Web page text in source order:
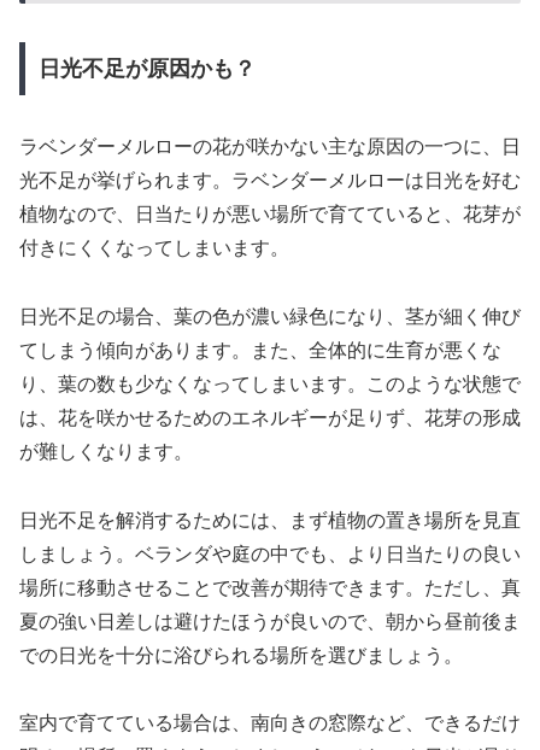
日光不足が原因かも？
ラベンダーメルローの花が咲かない主な原因の一つに、日
光不足が挙げられます。ラベンダーメルローは日光を好む
植物なので、日当たりが悪い場所で育てていると、花芽が
付きにくくなってしまいます。
日光不足の場合、葉の色が濃い緑色になり、茎が細く伸び
てしまう傾向があります。また、全体的に生育が悪くな
り、葉の数も少なくなってしまいます。このような状態で
は、花を咲かせるためのエネルギーが足りず、花芽の形成
が難しくなります。
日光不足を解消するためには、まず植物の置き場所を見直
しましょう。ベランダや庭の中でも、より日当たりの良い
場所に移動させることで改善が期待できます。ただし、真
夏の強い日差しは避けたほうが良いので、朝から昼前後ま
での日光を十分に浴びられる場所を選びましょう。
室内で育てている場合は、南向きの窓際など、できるだけ